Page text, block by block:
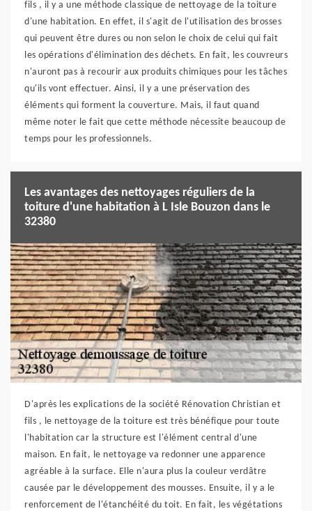
fils , il y a une méthode classique de nettoyage de la toiture
d'une habitation. En effet, il s'agit de l'utilisation des brosses
qui peuvent être dures ou non selon le choix de celui qui fait
les opérations d'élimination des déchets. En fait, les couvreurs
n'auront pas à recourir aux produits chimiques pour les tâches
qu'ils vont effectuer. Ainsi, il y a une préservation des
éléments qui forment la couverture. Mais, il faut quand
même noter le fait que cette méthode nécessite beaucoup de
temps pour les professionnels.
Les avantages des nettoyages réguliers de la
toiture d'une habitation à L Isle Bouzon dans le
32380
D'après les explications de la société Rénovation Christian et
fils , le nettoyage de la toiture est très bénéfique pour toute
l'habitation car la structure est l'élément central d'une
maison. En fait, le nettoyage va redonner une apparence
agréable à la surface. Elle n'aura plus la couleur verdâtre
causée par le développement des mousses. Ensuite, il y a le
renforcement de l'étanchéité du toit. En fait, les végétations